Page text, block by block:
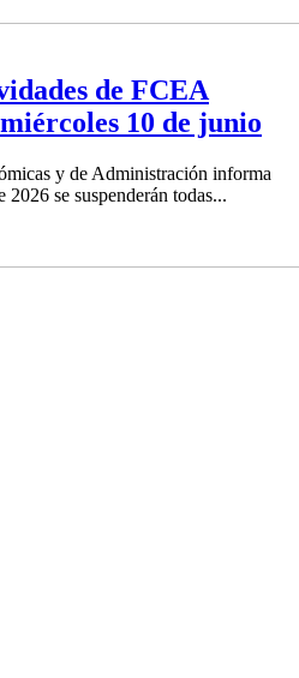
de FCEA
10 de junio
y de Administración informa
se suspenderán todas...